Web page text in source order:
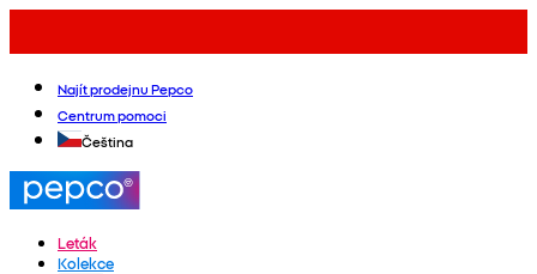
Najít prodejnu Pepco
Centrum pomoci
Čeština
Leták
Kolekce